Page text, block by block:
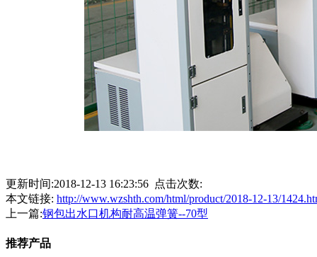
更新时间:2018-12-13 16:23:56 点击次数:
本文链接: http://www.wzshth.com/html/product/2018-12-13/
上一篇:钢包出水口机构耐高温弹簧--70型
推荐产品